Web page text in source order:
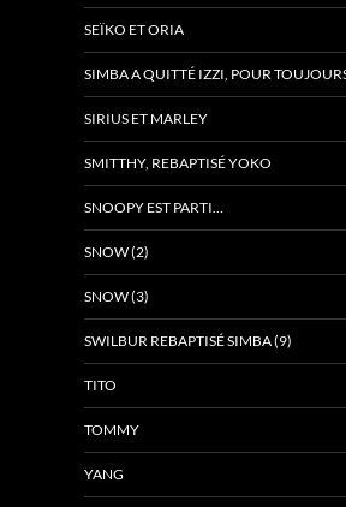
SEÏKO ET ORIA
SIMBA A QUITTÉ IZZI, POUR
SIRIUS ET MARLEY
SMITTHY, REBAPTISÉ YOKO
SNOOPY EST PARTI…
SNOW (2)
SNOW (3)
SWILBUR REBAPTISÉ SIMBA (9)
TITO
TOMMY
YANG